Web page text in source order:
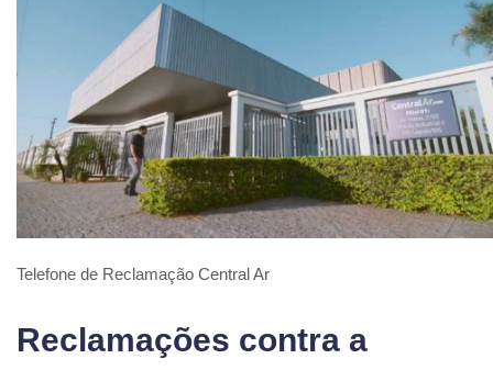
Telefone de Reclamação Central Ar
Reclamações contra a